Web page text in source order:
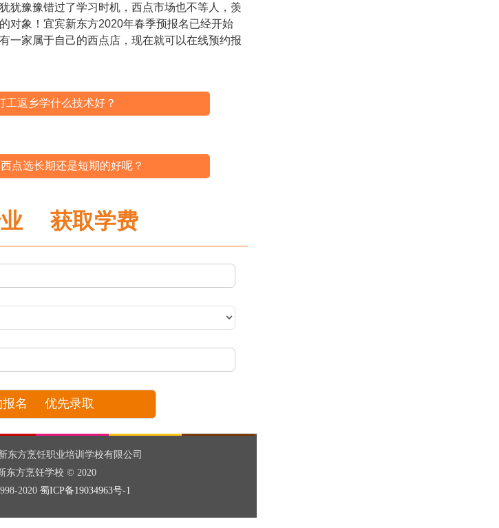
犹豫豫错过了学习时机，西点市场也不等人，羡
对象！宜宾新东方2020年春季预报名已经开始
一家属于自己的西点店，现在就可以在线预约报
工返乡学什么技术好？
点选长期还是短期的好呢？
业 获取学费
东方烹饪职业培训学校有限公司
东方烹饪学校 © 2020
2020 蜀ICP备19034963号-1